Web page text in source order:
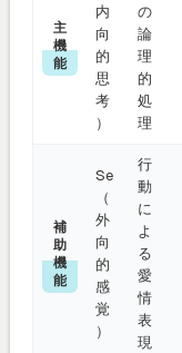
主
機
能
内
向
的
思
考
）
の
論
理
的
処
理
補
助
機
能
Se
（
外
向
的
感
覚
）
行
動
に
よ
る
愛
情
表
現